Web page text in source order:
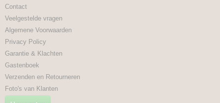
Contact
Veelgestelde vragen
Algemene Voorwaarden
Privacy Policy
Garantie & Klachten
Gastenboek
Verzenden en Retourneren
Foto's van Klanten